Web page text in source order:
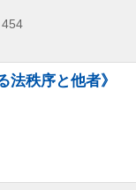
法秩序と他者》